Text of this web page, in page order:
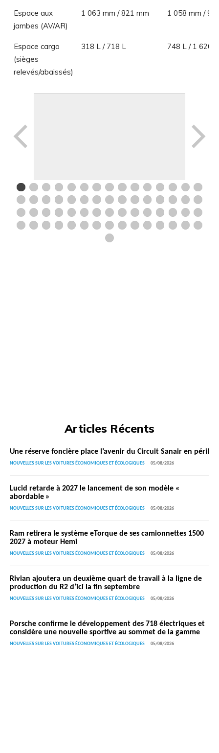
Espace aux
jambes (AV/AR)
1 063 mm / 821 mm 1 058 mm /
Espace cargo
(sièges
relevés/abaissés)
318 L / 718 L 748 L / 1 620 L
Articles Récents
Une réserve foncière place l’avenir du Circuit Sanair en péril
NOUVELLES SUR LES VOITURES ÉCONOMIQUES ET ÉCOLOGIQUES 05/08/2026
Lucid retarde à 2027 le lancement de son modèle «
abordable »
NOUVELLES SUR LES VOITURES ÉCONOMIQUES ET ÉCOLOGIQUES 05/08/2026
Ram retirera le système eTorque de ses camionnettes 1500
2027 à moteur Hemi
NOUVELLES SUR LES VOITURES ÉCONOMIQUES ET ÉCOLOGIQUES 05/08/2026
Rivian ajoutera un deuxième quart de travail à la ligne de
production du R2 d’ici la fin septembre
NOUVELLES SUR LES VOITURES ÉCONOMIQUES ET ÉCOLOGIQUES 05/08/2026
Porsche confirme le développement des 718 électriques et
considère une nouvelle sportive au sommet de la gamme
NOUVELLES SUR LES VOITURES ÉCONOMIQUES ET ÉCOLOGIQUES 05/08/2026